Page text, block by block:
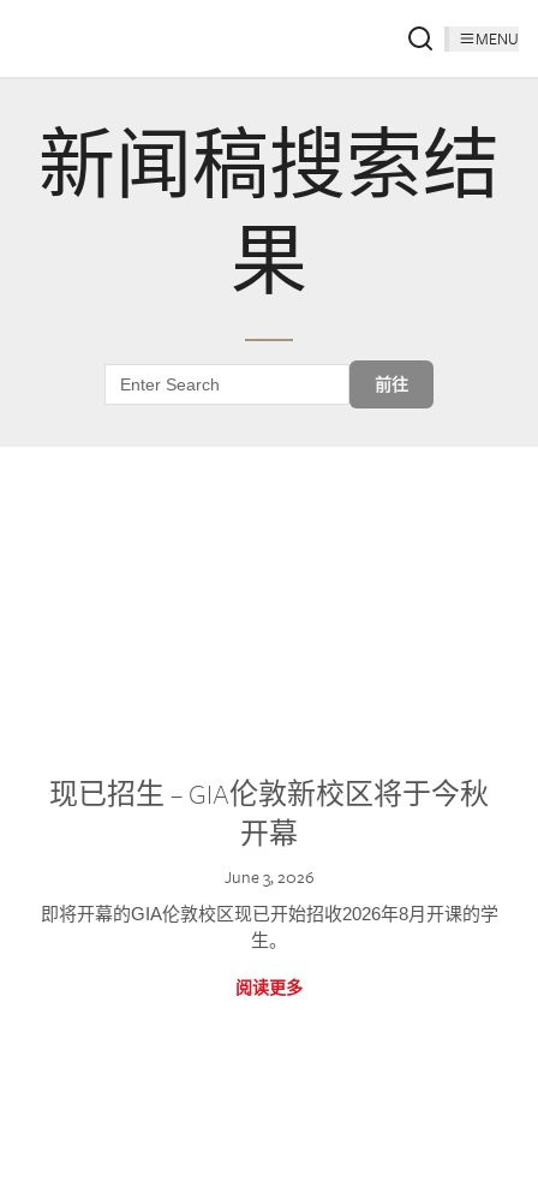
MENU
新闻稿搜索结
果
前往
现已招生 – GIA伦敦新校区将于今秋
开幕
June 3, 2026
即将开幕的GIA伦敦校区现已开始招收2026年8月开课的学
生。
阅读更多